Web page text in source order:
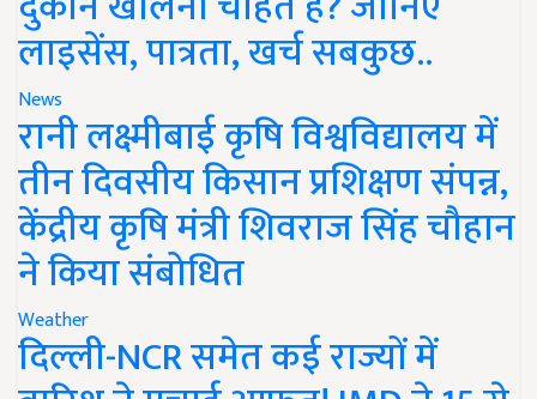
लाइसेंस, पात्रता, खर्च सबकुछ..
News
रानी लक्ष्मीबाई कृषि विश्वविद्यालय में
तीन दिवसीय किसान प्रशिक्षण संपन्न,
केंद्रीय कृषि मंत्री शिवराज सिंह चौहान
ने किया संबोधित
Weather
दिल्ली-NCR समेत कई राज्यों में